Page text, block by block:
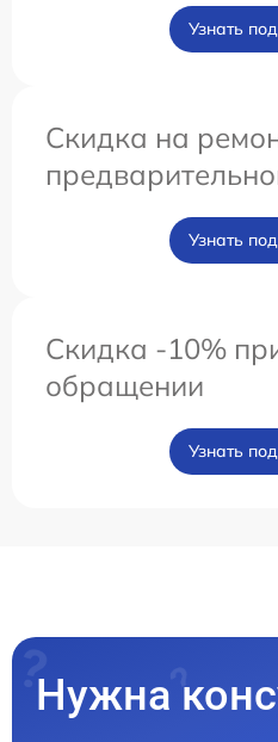
Узнать
Скидка на
Узнать
Скидка -10%
обращении
Узнать
Нужна